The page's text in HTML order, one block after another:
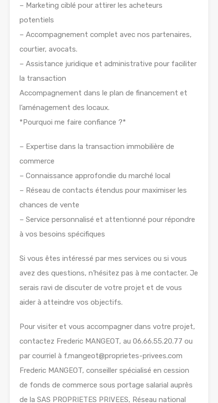
– Marketing ciblé pour attirer les acheteurs
potentiels
– Accompagnement complet avec nos partenaires,
courtier, avocats.
– Assistance juridique et administrative pour faciliter
la transaction
Accompagnement dans le plan de financement et
l’aménagement des locaux.
*Pourquoi me faire confiance ?*
– Expertise dans la transaction immobilière de
commerce
– Connaissance approfondie du marché local
– Réseau de contacts étendus pour maximiser les
chances de vente
– Service personnalisé et attentionné pour répondre
à vos besoins spécifiques
Si vous êtes intéressé par mes services ou si vous
avez des questions, n’hésitez pas à me contacter. Je
serais ravi de discuter de votre projet et de vous
aider à atteindre vos objectifs.
Pour visiter et vous accompagner dans votre projet,
contactez Frederic MANGEOT, au 06.66.55.20.77 ou
par courriel à f.mangeot@proprietes-privees.com
Frederic MANGEOT, conseiller spécialisé en cession
de fonds de commerce sous portage salarial auprès
de la SAS PROPRIETES PRIVEES, Réseau national